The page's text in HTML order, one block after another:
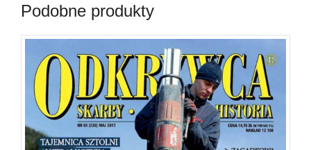
Podobne produkty